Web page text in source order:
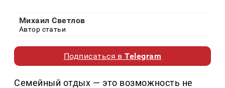
Михаил Светлов
Автор статьи
Подписаться вTelegram
Семейный отдых — это возможность не